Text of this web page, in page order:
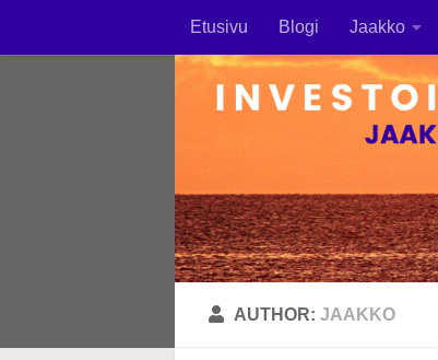
Etusivu Blogi Jaakko
AUTHOR: JAAKKO